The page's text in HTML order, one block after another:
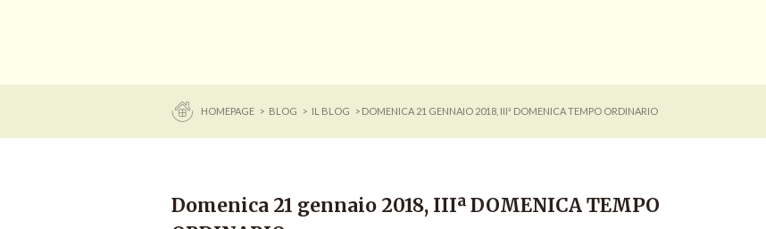
HOMEPAGE > BLOG > IL BLOG > DOMENICA 21 GENNAIO 2018, IIIª DOMENICA TEMPO ORDINARIO
Domenica 21 gennaio 2018, IIIª DOMENICA TEMPO